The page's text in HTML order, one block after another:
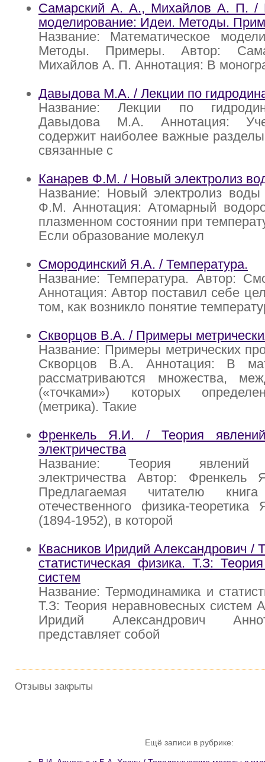
Самарский А. А., Михайлов А. П. /
моделирование: Идеи. Методы.
Название: Математическое
Методы. Примеры. Автор:
Михайлов А. П. Аннотация: В
Давыдова М.А. / Лекции по
Название: Лекции по
Давыдова М.А. Аннотация:
содержит наиболее важные
связанные с
Канарев Ф.М. / Новый электролиз
Название: Новый электролиз
Ф.М. Аннотация: Атомарный
плазменном состоянии при
Если образование молекул
Смородинский Я.А. / Температура.
Название: Температура. Автор:
Аннотация: Автор поставил себе
том, как возникло понятие
Скворцов В.А. / Примеры
Название: Примеры метрических
Скворцов В.А. Аннотация: В
рассматриваются множества,
(«точками») которых
(метрика). Такие
Френкель Я.И. / Теория явлений
электричества
Название: Теория явлений
электричества Автор: Френкель
Предлагаемая читателю
отечественного физика-
(1894-1952), в которой
Квасников Иридий Александрович /
статистическая физика. Т.З:
систем
Название: Термодинамика и
Т.З: Теория неравновесных систем
Иридий Александрович
представляет собой
Отзывы закрыты
Ещё записи в рубрике: